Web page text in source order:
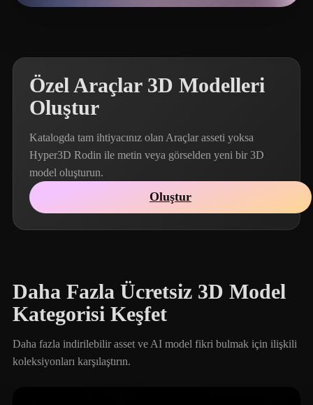
Özel Araçlar 3D Modelleri
Oluştur
Katalogda tam ihtiyacınız olan Araçlar asseti yoksa
Hyper3D Rodin ile metin veya görselden yeni bir 3D
model oluşturun.
Oluştur
Daha Fazla Ücretsiz 3D Model
Kategorisi Keşfet
Daha fazla indirilebilir asset ve AI model fikri bulmak için ilişkili
koleksiyonları karşılaştırın.